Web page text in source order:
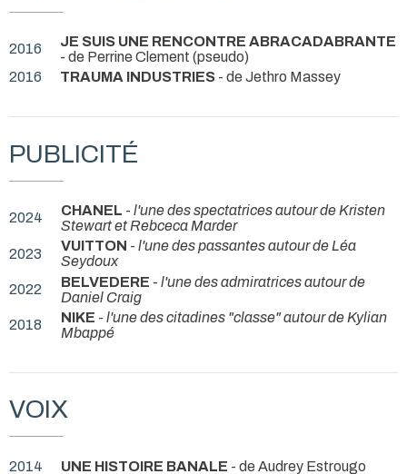
2016
JE SUIS UNE RENCONTRE ABRACADABRANTE
- de Perrine Clement (pseudo)
2016
TRAUMA INDUSTRIES - de Jethro Massey
PUBLICITÉ
2024 CHANEL - l'une des spectatrices autour de Kristen
Stewart et Rebceca Marder
2023
VUITTON - l'une des passantes autour de Léa
Seydoux
2022
BELVEDERE - l'une des admiratrices autour de
Daniel Craig
2018
NIKE - l'une des citadines "classe" autour de Kylian
Mbappé
VOIX
2014 UNE HISTOIRE BANALE - de Audrey Estrougo